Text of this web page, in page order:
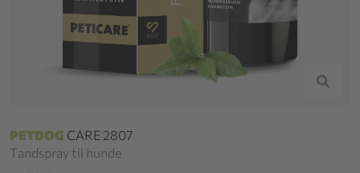
PETDOG CARE 2807
Tandspray til hunde